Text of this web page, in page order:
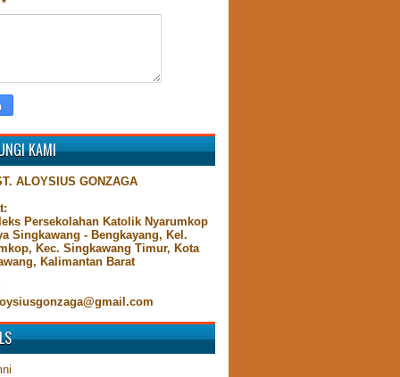
*
KAMI
ALOYSIUS GONZAGA
Persekolahan Katolik Nyarumkop
Singkawang - Bengkayang, Kel.
Kec. Singkawang Timur, Kota
Kalimantan Barat